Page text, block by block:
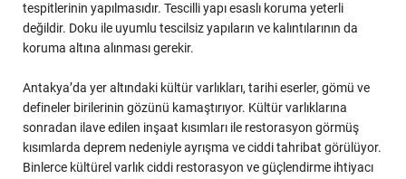
tespitlerinin yapılmasıdır. Tescilli yapı esaslı koruma yeterli
değildir. Doku ile uyumlu tescilsiz yapıların ve kalıntılarının da
koruma altına alınması gerekir.
Antakya’da yer altındaki kültür varlıkları, tarihi eserler, gömü ve
defineler birilerinin gözünü kamaştırıyor. Kültür varlıklarına
sonradan ilave edilen inşaat kısımları ile restorasyon görmüş
kısımlarda deprem nedeniyle ayrışma ve ciddi tahribat görülüyor.
Binlerce kültürel varlık ciddi restorasyon ve güçlendirme ihtiyacı